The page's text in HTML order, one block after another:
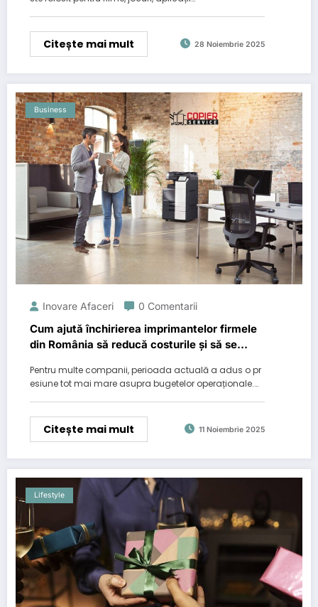
Citește mai mult 28 Noiembrie 2025
Business
Inovare Afaceri 0 Comentarii
Cum ajută închirierea imprimantelor firmele
din România să reducă costurile și să se
Pentru multe companii, perioada actuală a adus o pr
esiune tot mai mare asupra bugetelor operaționale.…
Citește mai mult 11 Noiembrie 2025
Lifestyle